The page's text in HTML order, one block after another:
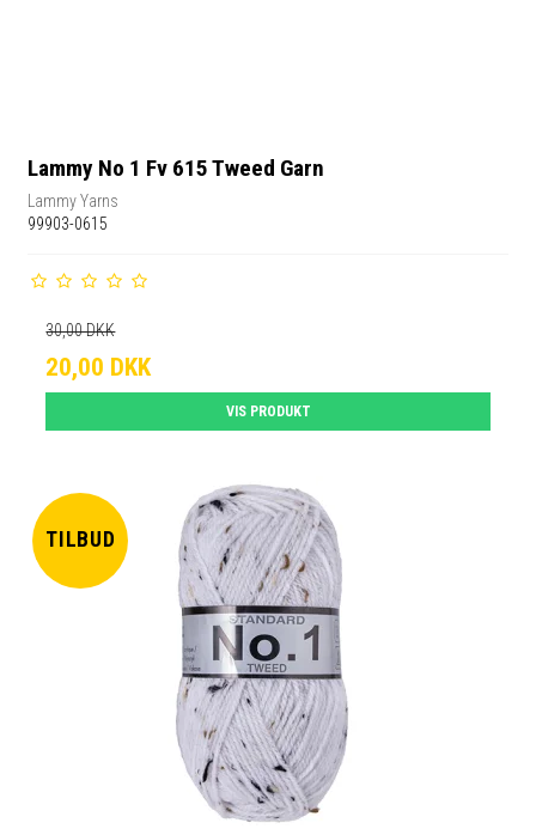
Lammy No 1 Fv 615 Tweed Garn
Lammy Yarns
99903-0615
30,00 DKK
20,00 DKK
VIS PRODUKT
TILBUD